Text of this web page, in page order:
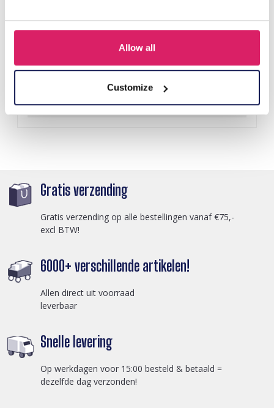
Allow all
Customize
R-H3.2 KY2555-008 Keychain Plush Capybara Baguet 9cm
Details
Gratis verzending
Gratis verzending op alle bestellingen vanaf €75,-
excl BTW!
6000+ verschillende artikelen!
Allen direct uit voorraad
leverbaar
Snelle levering
Op werkdagen voor 15:00 besteld & betaald =
dezelfde dag verzonden!